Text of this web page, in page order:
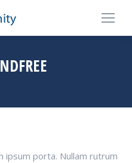
ipsum porta. Nullam rutrum